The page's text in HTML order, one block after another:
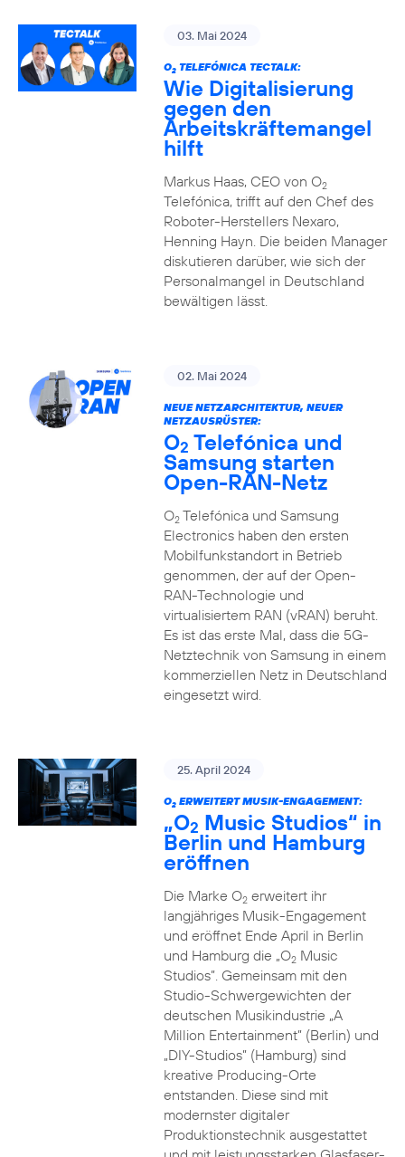
03. Mai 2024
O2TELEFÓNICA TECTALK:
Wie Digitalisierung
gegen den
Arbeitskräftemangel
hilft
Markus Haas, CEO von O2
Telefónica, trifft auf den Chef des
Roboter-Herstellers Nexaro,
Henning Hayn. Die beiden Manager
diskutieren darüber, wie sich der
Personalmangel in Deutschland
bewältigen lässt.
02. Mai 2024
NEUE NETZARCHITEKTUR, NEUER
NETZAUSRÜSTER:
O2 Telefónica und
Samsung starten
Open-RAN-Netz
O2Telefónica und Samsung
Electronics haben den ersten
Mobilfunkstandort in Betrieb
genommen, der auf der Open-
RAN-Technologie und
virtualisiertem RAN (vRAN) beruht.
Es ist das erste Mal, dass die 5G-
Netztechnik von Samsung in einem
kommerziellen Netz in Deutschland
eingesetzt wird.
25. April 2024
O2ERWEITERT MUSIK-ENGAGEMENT:
„O2 Music Studios“ in
Berlin und Hamburg
eröffnen
Die Marke O2erweitert ihr
langjähriges Musik-Engagement
und eröffnet Ende April in Berlin
und Hamburg die „O2Music
Studios”. Gemeinsam mit den
Studio-Schwergewichten der
deutschen Musikindustrie „A
Million Entertainment” (Berlin) und
„DIY-Studios” (Hamburg) sind
kreative Producing-Orte
entstanden. Diese sind mit
modernster digitaler
Produktionstechnik ausgestattet